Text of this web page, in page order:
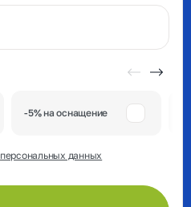
-5% на оснащение
персональных данных